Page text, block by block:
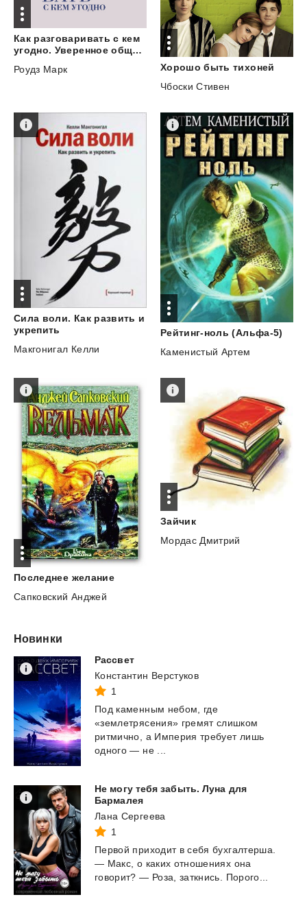
Как разговаривать с кем
угодно. Уверенное общение в любой ситуации
Роудз Марк
Хорошо быть тихоней
Чбоски Стивен
Сила воли. Как развить и
укрепить
Макгонигал Келли
Рейтинг-ноль (Альфа-5)
Каменистый Артем
Последнее желание
Сапковский Анджей
Зайчик
Мордас Дмитрий
Новинки
Рассвет
Константин Верстуков
1
Под каменным небом, где
«землетрясения» гремят слишком
ритмично, а Империя требует лишь
одного — не ...
Не могу тебя забыть. Луна для
Бармалея
Лана Сергеева
1
Первой приходит в себя бухгалтерша.
— Макс, о каких отношениях она
говорит? — Роза, заткнись. Порого...